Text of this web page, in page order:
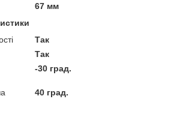
67 мм
Так
Так
-30 град.
40 град.